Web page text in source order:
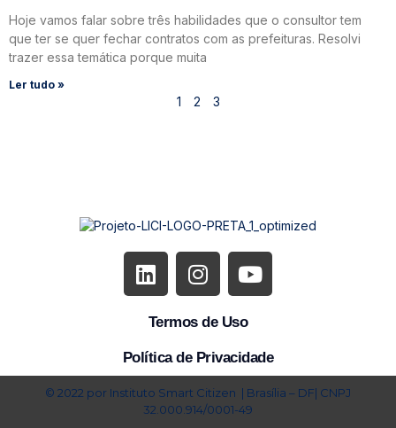
Hoje vamos falar sobre três habilidades que o consultor tem
que ter se quer fechar contratos com as prefeituras. Resolvi
trazer essa temática porque muita
Ler tudo »
1 2 3
Termos de Uso
Política de Privacidade
© 2022 por Instituto Smart Citizen | Brasília – DF| CNPJ
32.000.914/0001-49